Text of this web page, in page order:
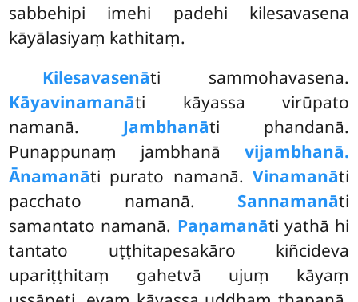
sabbehipi imehi padehi kilesavasena
kāyālasiyaṃ kathitaṃ.
Kilesavasenāti sammohavasena.
Kāyavinamanāti kāyassa virūpato
namanā. Jambhanāti phandanā.
Punappunaṃ jambhanā vijambhanā.
Ānamanāti purato namanā. Vinamanāti
pacchato namanā. Sannamanāti
samantato namanā. Paṇamanāti yathā hi
tantato uṭṭhitapesakāro kiñcideva
upariṭṭhitaṃ gahetvā ujuṃ kāyaṃ